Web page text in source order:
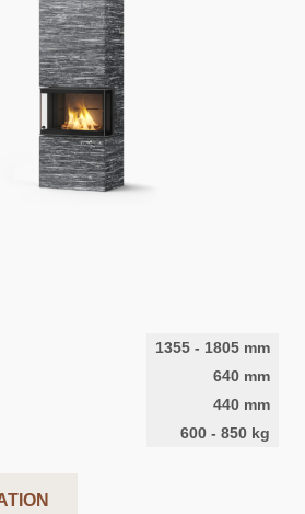
1355 - 1805 mm
640 mm
440 mm
600 - 850 kg